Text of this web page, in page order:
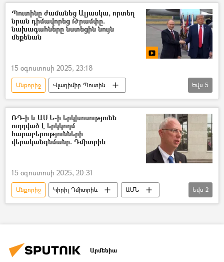
Վլադիմիր Պուտին
Ռուսաստան
Ալյասկա
ասուլիս
Պուտինը ժամանեց Ալյասկա, որտեղ
նրան դիմավորեց Թրամփը.
նախագահները նստեցին նույն
մեքենան
15 օգոստոսի 2025, 23:18
Անքորիջ
Վլադիմիր Պուտին
Դոնալդ Թրամփ
Ալյասկա
Ռուսաստան
Տեսանյութեր
տեսանյութ
Եվս 5
ՌԴ-ի և ԱՄՆ-ի երկխոսությունն
ուղղված է երկկողմ
հարաբերությունների
վերականգնմանը. Դմիտրիև
15 օգոստոսի 2025, 20:31
Անքորիջ Կիրիլ Դմիտրիև
ԱՄՆ
Ռուսաստան
Ալյասկա
Եվս 2
Արմենիա